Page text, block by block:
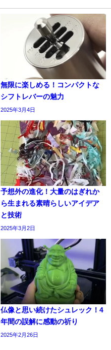
無限に楽しめる！コンパクトな
シフトレバーの魅力
2025年3月4日
予想外の進化！大量のはぎれか
ら生まれる素晴らしいアイデア
と技術
2025年3月2日
仏像と思い続けたシュレック！4
年間の誤解に感動の祈り
2025年2月26日